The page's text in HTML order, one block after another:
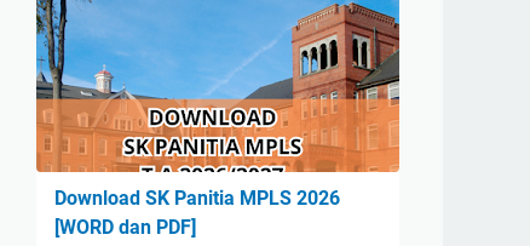
Download SK Panitia MPLS 2026
[WORD dan PDF]